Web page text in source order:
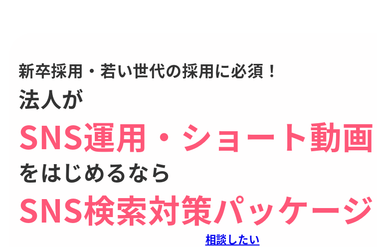
新卒採用・若い世代の採用に必須！
法人が
SNS運用・ショート動画
をはじめるなら
SNS検索対策パッケージ
相談したい